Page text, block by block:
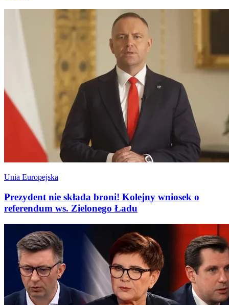
Unia Europejska
Prezydent nie składa broni! Kolejny wniosek o
referendum ws. Zielonego Ładu